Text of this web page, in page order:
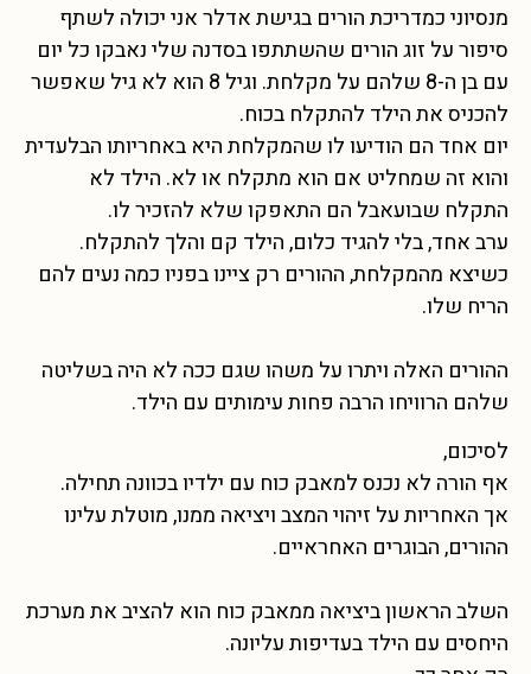
מנסיוני כמדריכת הורים בגישת אדלר אני יכולה לשתף
סיפור על זוג הורים שהשתתפו בסדנה שלי נאבקו כל יום
עם בן ה-8 שלהם על מקלחת. וגיל 8 הוא לא גיל שאפשר
להכניס את הילד להתקלח בכוח.
יום אחד הם הודיעו לו שהמקלחת היא באחריותו הבלעדית
והוא זה שמחליט אם הוא מתקלח או לא. הילד לא
התקלח שבועאבל הם התאפקו שלא להזכיר לו.
ערב אחד, בלי להגיד כלום, הילד קם והלך להתקלח.
כשיצא מהמקלחת, ההורים רק ציינו בפניו כמה נעים להם
הריח שלו.
ההורים האלה ויתרו על משהו שגם ככה לא היה בשליטה
שלהם הרוויחו הרבה פחות עימותים עם הילד.
לסיכום,
אף הורה לא נכנס למאבק כוח עם ילדיו בכוונה תחילה.
אך האחריות על זיהוי המצב ויציאה ממנו, מוטלת עלינו
ההורים, הבוגרים האחראיים.
השלב הראשון ביציאה ממאבק כוח הוא להציב את מערכת
היחסים עם הילד בעדיפות עליונה.